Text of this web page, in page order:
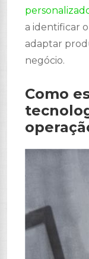
a identificar
adaptar
negócio.
Como